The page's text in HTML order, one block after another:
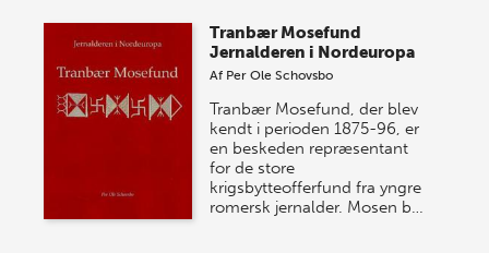
Tranbær Mosefund
Jernalderen i Nordeuropa
Af Per Ole Schovsbo
Tranbær Mosefund, der blev
kendt i perioden 1875-96, er
en beskeden repræsentant
for de store
krigsbytteofferfund fra yngre
romersk jernalder. Mosen b…